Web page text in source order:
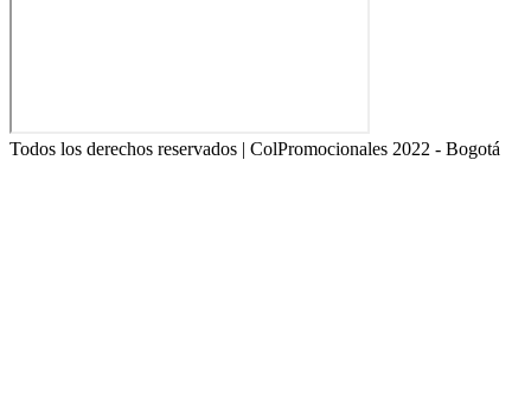
Todos los derechos reservados | ColPromocionales 2022 - Bogotá